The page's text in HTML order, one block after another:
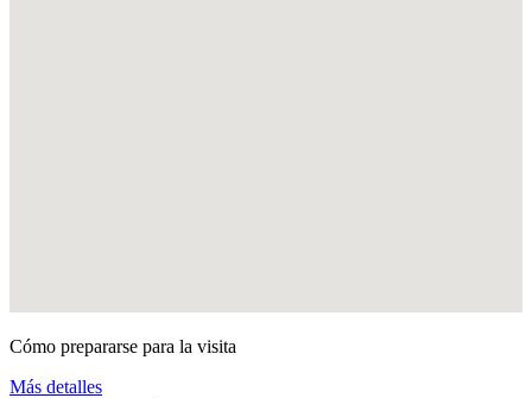
Cómo prepararse para la visita
Más detalles